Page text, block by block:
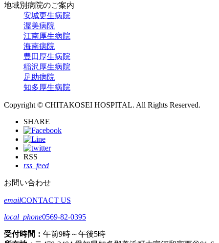
地域別病院のご案内
安城更生病院
渥美病院
江南厚生病院
海南病院
豊田厚生病院
稲沢厚生病院
足助病院
知多厚生病院
Copyright © CHITAKOSEI HOSPITAL. All Rights Reserved.
SHARE
RSS
rss_feed
お問い合わせ
emailCONTACT US
local_phone0569-82-0395
受付時間： 午前9時～午後5時